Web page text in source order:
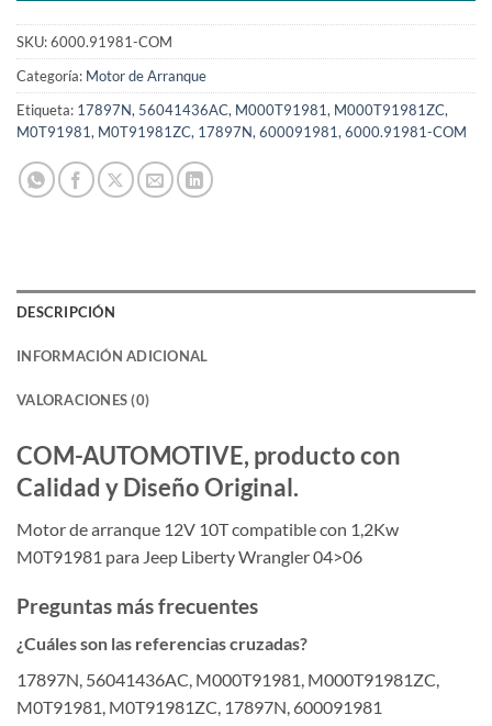
SKU:6000.91981-COM
Categoría: Motor de Arranque
Etiqueta: 17897N, 56041436AC, M000T91981, M000T91981ZC,
M0T91981, M0T91981ZC, 17897N, 600091981, 6000.91981-COM
DESCRIPCIÓN
INFORMACIÓN ADICIONAL
VALORACIONES (0)
COM-AUTOMOTIVE, producto con
Calidad y Diseño Original.
Motor de arranque 12V 10T compatible con 1,2Kw
M0T91981 para Jeep Liberty Wrangler 04>06
Preguntas más frecuentes
¿Cuáles son las referencias cruzadas?
17897N, 56041436AC, M000T91981, M000T91981ZC,
M0T91981, M0T91981ZC, 17897N, 600091981